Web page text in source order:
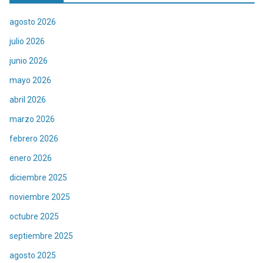
agosto 2026
julio 2026
junio 2026
mayo 2026
abril 2026
marzo 2026
febrero 2026
enero 2026
diciembre 2025
noviembre 2025
octubre 2025
septiembre 2025
agosto 2025